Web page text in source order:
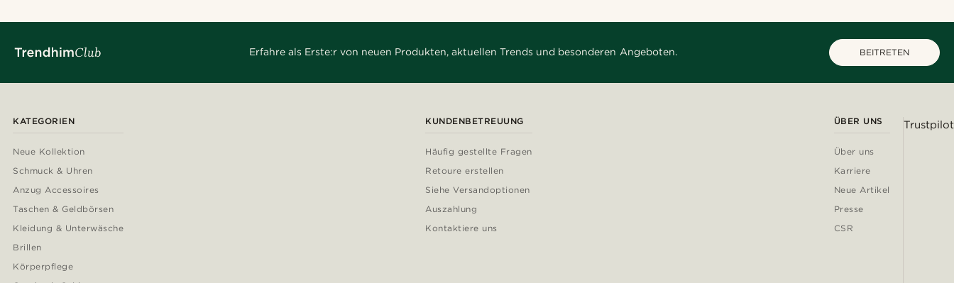
Erfahre als Erste:r von neuen Produkten, aktuellen Trends und besonderen Angeboten. BEITRETEN
KATEGORIEN
Neue Kollektion
Schmuck & Uhren
Anzug Accessoires
Taschen & Geldbörsen
Kleidung & Unterwäsche
Brillen
Körperpflege
KUNDENBETREUUNG
Häufig gestellte Fragen
Retoure erstellen
Siehe Versandoptionen
Auszahlung
Kontaktiere uns
ÜBER UNS
Über uns
Karriere
Neue Artikel
Presse
CSR
Trustpilot